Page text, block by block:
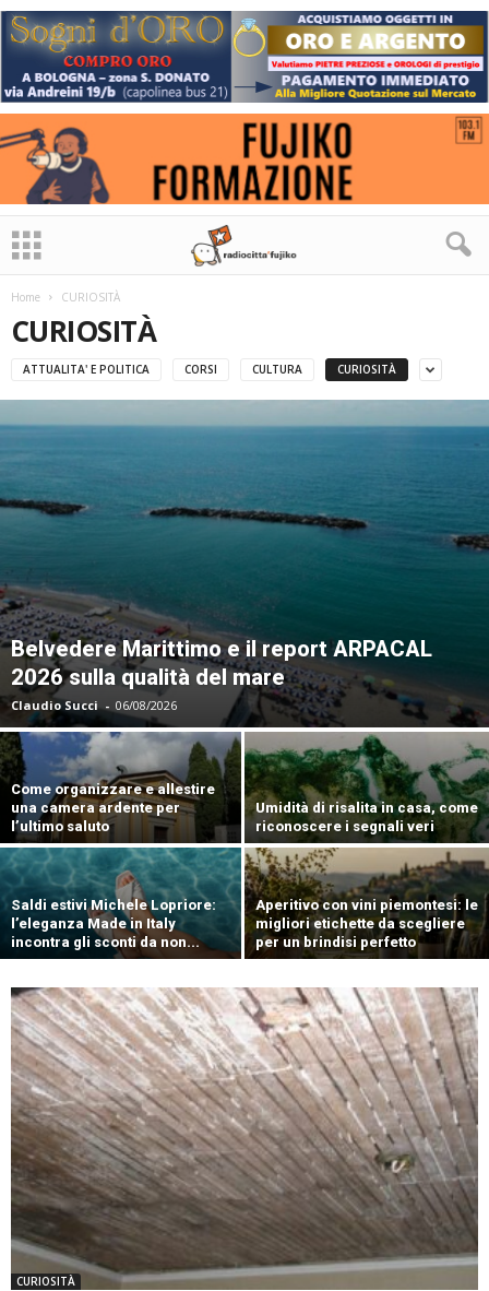
Home CURIOSITÀ
CURIOSITÀ
ATTUALITA' E POLITICA CORSI CULTURA CURIOSITÀ
Belvedere Marittimo e il report ARPACAL
2026 sulla qualità del mare
Claudio Succi - 06/08/2026
Come organizzare e allestire
una camera ardente per
l’ultimo saluto
Umidità di risalita in casa, come
riconoscere i segnali veri
Saldi estivi Michele Lopriore:
l’eleganza Made in Italy
incontra gli sconti da non...
Aperitivo con vini piemontesi: le
migliori etichette da scegliere
per un brindisi perfetto
CURIOSITÀ